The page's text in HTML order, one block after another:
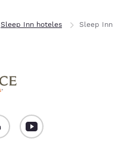
Sleep Inn hoteles Sleep Inn